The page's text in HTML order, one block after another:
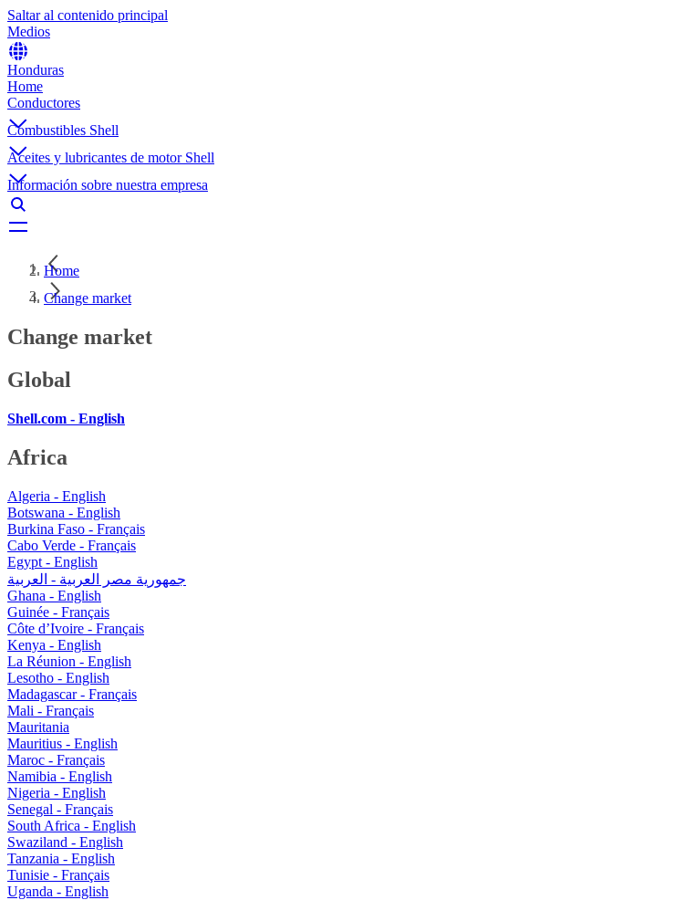
Saltar al contenido principal
Medios
Honduras
Home
Conductores
Combustibles Shell
Aceites y lubricantes de motor Shell
Información sobre nuestra empresa
Home
Change market
Change market
Global
Shell.com - English
Africa
Algeria - English
Botswana - English
Burkina Faso - Français
Cabo Verde - Français
Egypt - English
جمهورية مصر العربية - العربية
Ghana - English
Guinée - Français
Côte d’Ivoire - Français
Kenya - English
La Réunion - English
Lesotho - English
Madagascar - Français
Mali - Français
Mauritania
Mauritius - English
Maroc - Français
Namibia - English
Nigeria - English
Senegal - Français
South Africa - English
Swaziland - English
Tanzania - English
Tunisie - Français
Uganda - English